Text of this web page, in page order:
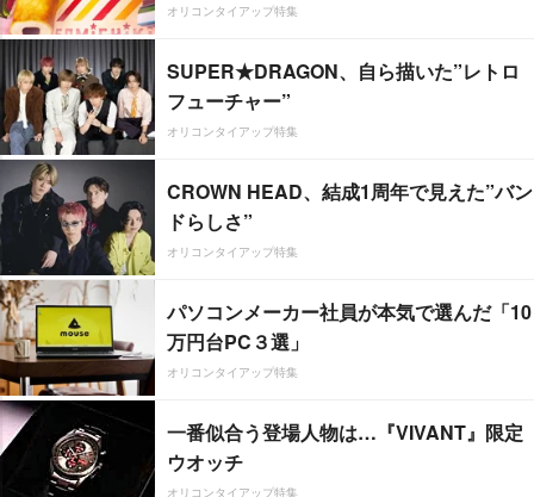
オリコンタイアップ特集
SUPER★DRAGON、自ら描いた”レトロ
フューチャー”
オリコンタイアップ特集
CROWN HEAD、結成1周年で見えた”バン
ドらしさ”
オリコンタイアップ特集
パソコンメーカー社員が本気で選んだ「10
万円台PC３選」
オリコンタイアップ特集
一番似合う登場人物は…『VIVANT』限定
ウオッチ
オリコンタイアップ特集